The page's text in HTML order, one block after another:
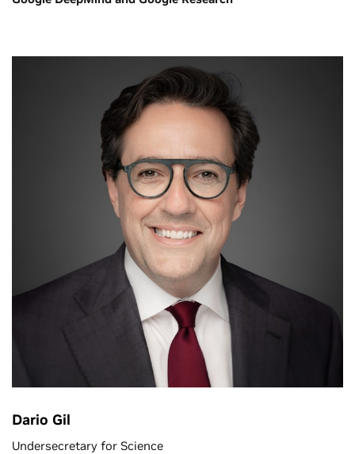
Dario Gil
Undersecretary for Science